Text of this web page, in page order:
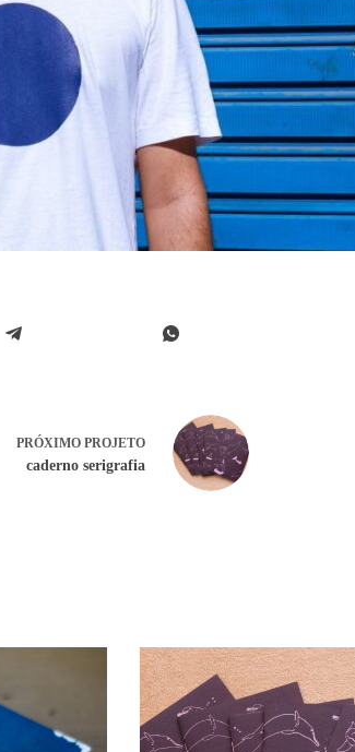
PRÓXIMO PROJETO
caderno serigrafia